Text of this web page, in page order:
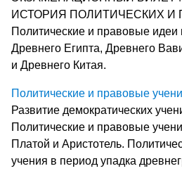
ИСТОРИЯ ПОЛИТИЧЕСКИХ И
Политические и правовые идеи
Древнего Египта, Древнего
и Древнего Китая.
Политические и правовые
Развитие демократических
Политические и правовые
Платой и Аристотель.
учения в период упадка